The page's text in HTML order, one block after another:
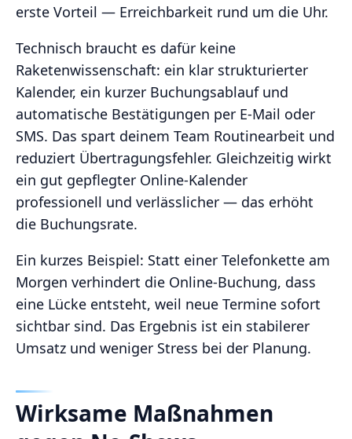
erste Vorteil — Erreichbarkeit rund um die Uhr.
Technisch braucht es dafür keine
Raketenwissenschaft: ein klar strukturierter
Kalender, ein kurzer Buchungsablauf und
automatische Bestätigungen per E‑Mail oder
SMS. Das spart deinem Team Routinearbeit und
reduziert Übertragungsfehler. Gleichzeitig wirkt
ein gut gepflegter Online-Kalender
professionell und verlässlicher — das erhöht
die Buchungsrate.
Ein kurzes Beispiel: Statt einer Telefonkette am
Morgen verhindert die Online-Buchung, dass
eine Lücke entsteht, weil neue Termine sofort
sichtbar sind. Das Ergebnis ist ein stabilerer
Umsatz und weniger Stress bei der Planung.
Wirksame Maßnahmen